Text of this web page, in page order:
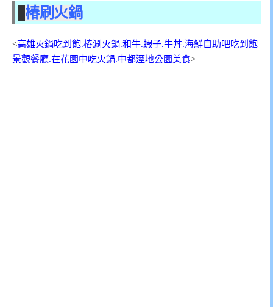
椿刷火鍋
<高雄火鍋吃到飽.樁涮火鍋.和牛.蝦子.牛丼.海鮮自助吧吃到飽
景觀餐廳.在花園中吃火鍋.中都溼地公園美食>